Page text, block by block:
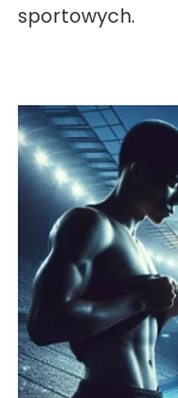
sportowych.